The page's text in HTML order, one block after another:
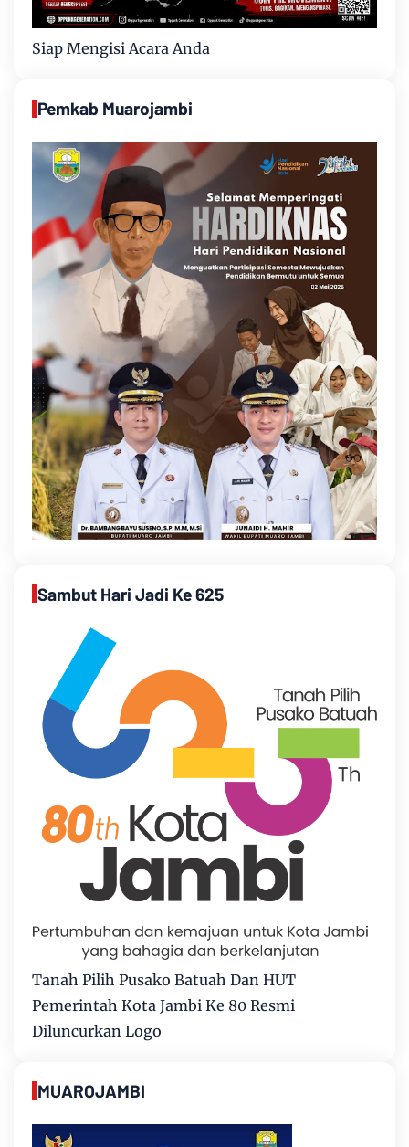
Siap Mengisi Acara Anda
Pemkab Muarojambi
Sambut Hari Jadi Ke 625
Tanah Pilih Pusako Batuah Dan HUT
Pemerintah Kota Jambi Ke 80 Resmi
Diluncurkan Logo
MUAROJAMBI